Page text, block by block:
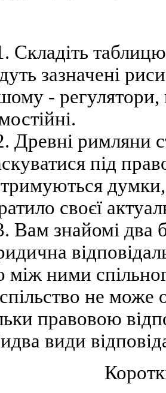
Складіть
зазначені
-
Древні римляни
під
своєї
Вам знайомі два
між ними
не
правовою
види